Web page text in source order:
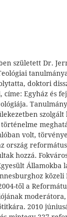
született Dr.
doktori
Egyház és
szolgált
volt,
ország
hozzá.
Államokba
közeli
től a
2010